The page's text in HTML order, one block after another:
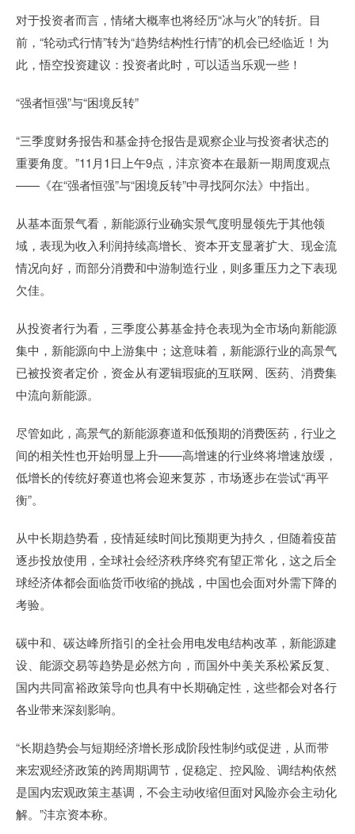
对于投资者而言，情绪大概率也将经历“冰与火”的转折。目
前，“轮动式行情”转为“趋势结构性行情”的机会已经临近！为
此，悟空投资建议：投资者此时，可以适当乐观一些！
“强者恒强”与“困境反转”
“三季度财务报告和基金持仓报告是观察企业与投资者状态的
重要角度。”11月1日上午9点，沣京资本在最新一期周度观点
——《在“强者恒强”与“困境反转”中寻找阿尔法》中指出。
从基本面景气看，新能源行业确实景气度明显领先于其他领
域，表现为收入利润持续高增长、资本开支显著扩大、现金流
情况向好，而部分消费和中游制造行业，则多重压力之下表现
欠佳。
从投资者行为看，三季度公募基金持仓表现为全市场向新能源
集中，新能源向中上游集中；这意味着，新能源行业的高景气
已被投资者定价，资金从有逻辑瑕疵的互联网、医药、消费集
中流向新能源。
尽管如此，高景气的新能源赛道和低预期的消费医药，行业之
间的相关性也开始明显上升——高增速的行业终将增速放缓，
低增长的传统好赛道也将会迎来复苏，市场逐步在尝试“再平
衡”。
从中长期趋势看，疫情延续时间比预期更为持久，但随着疫苗
逐步投放使用，全球社会经济秩序终究有望正常化，这之后全
球经济体都会面临货币收缩的挑战，中国也会面对外需下降的
考验。
碳中和、碳达峰所指引的全社会用电发电结构改革，新能源建
设、能源交易等趋势是必然方向，而国外中美关系松紧反复、
国内共同富裕政策导向也具有中长期确定性，这些都会对各行
各业带来深刻影响。
“长期趋势会与短期经济增长形成阶段性制约或促进，从而带
来宏观经济政策的跨周期调节，促稳定、控风险、调结构依然
是国内宏观政策主基调，不会主动收缩但面对风险亦会主动化
解。”沣京资本称。